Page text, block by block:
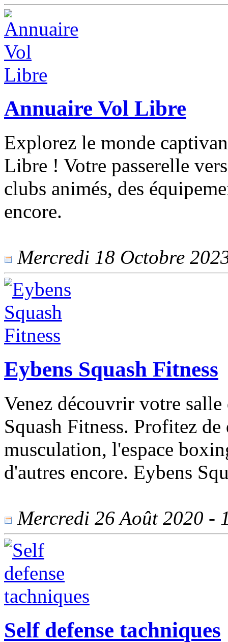
Annuaire Vol Libre
Explorez le monde
Libre ! Votre passerelle
clubs animés, des
encore.
Mercredi 18 Octobre
Eybens Squash Fitness
Venez découvrir votre salle
Squash Fitness. Profitez
musculation, l'espace
d'autres encore. Eybens
Mercredi 26 Août 2020 -
Self defense tachniques